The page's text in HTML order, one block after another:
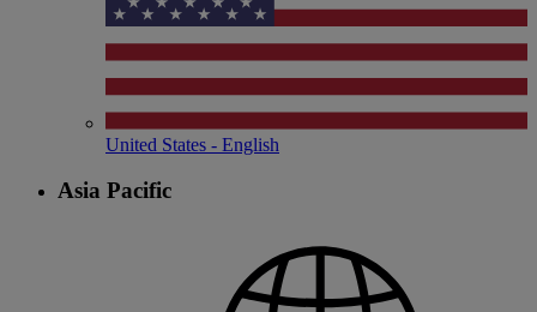
United States - English
Asia Pacific